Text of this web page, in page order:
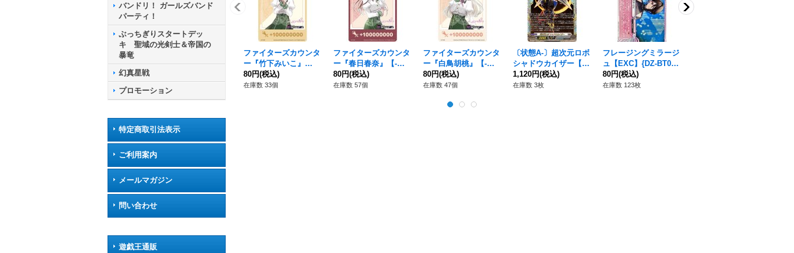
バンドリ！ ガールズバンド
パーティ！
ぶっちぎりスタートデッ
キ 聖域の光剣士＆帝国の
暴竜
幻真星戦
プロモーション
特定商取引法表示
ご利用案内
メールマガジン
問い合わせ
遊戯王通販
ファイターズカウンタ
ー『竹下みいこ』
【-】{-}《サプライ》
80円(税込)
在庫数 33個
ファイターズカウンタ
ー『春日春奈』【-】
{-}《サプライ》
80円(税込)
在庫数 57個
ファイターズカウンタ
ー『白鳥胡桃』【-】
{-}《サプライ》
80円(税込)
在庫数 47個
〔状態A-〕超次元ロボ
シャドウカイザー【F
FR】{DZ-BT09/FFR0
7}《ブラントゲート》
1,120円(税込)
在庫数 3枚
フレージングミラージ
ュ【EXC】{DZ-BT07/
EX29}《BanGDrea
m!》
80円(税込)
在庫数 123枚